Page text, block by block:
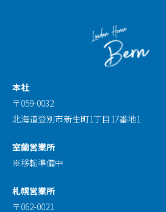
本社
〒059-0032
北海道登別市新生町1丁目17番地1
室蘭営業所
※移転準備中
札幌営業所
〒062-0021